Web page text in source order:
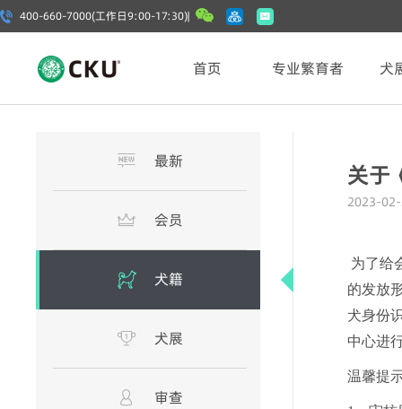
400-660-7000(工作日9:00-17:30) |
首页 专业繁育者 犬
最新
会员
犬籍
犬展
审查
关于
2023-
为了给
的发放
犬身份
中心进
温馨提